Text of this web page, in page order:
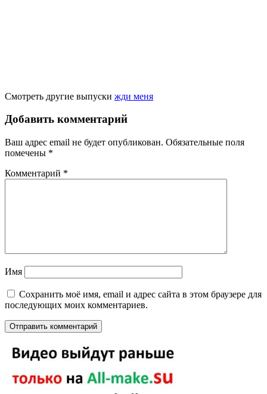
Смотреть другие выпуски жди меня
Добавить комментарий
Ваш адрес email не будет опубликован. Обязательные поля
помечены *
Комментарий *
Имя
Сохранить моё имя, email и адрес сайта в этом браузере для
последующих моих комментариев.